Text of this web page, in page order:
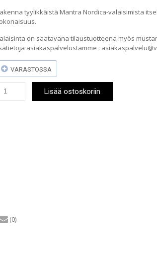
tyylikkäistä Mantra Nordica-valaisimista
on saatavana tilaustuotteena myös
asiakaspalvelustamme :
VARASTOSSA
Lisää ostoskoriin
(0)